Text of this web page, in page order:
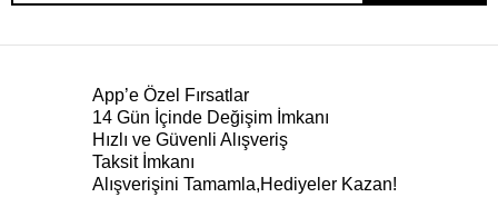
App’e Özel Fırsatlar
14 Gün İçinde Değişim İmkanı
Hızlı ve Güvenli Alışveriş
Taksit İmkanı
Alışverişini Tamamla,Hediyeler Kazan!